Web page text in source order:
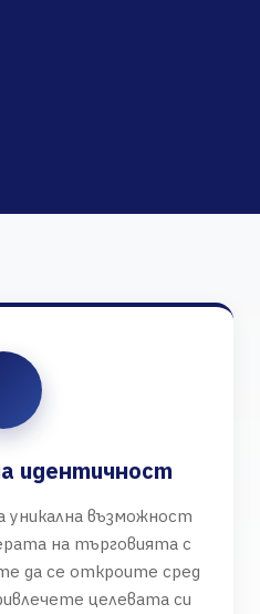
идентичност
възможност
на търговията с
да се откроите сред
целевата си